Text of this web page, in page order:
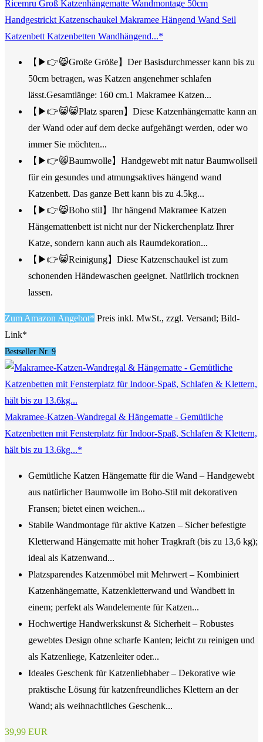
Ricemru Groß Katzenhängematte Wandmontage 50cm
Handgestrickt Katzenschaukel Makramee Hängend Wand Seil
Katzenbett Katzenbetten Wandhängend...*
【▶👉😸Große Größe】Der Basisdurchmesser kann bis zu
50cm betragen, was Katzen angenehmer schlafen
lässt.Gesamtlänge: 160 cm.1 Makramee Katzen...
【▶👉😸😸Platz sparen】Diese Katzenhängematte kann an
der Wand oder auf dem decke aufgehängt werden, oder wo
immer Sie möchten...
【▶👉😸Baumwolle】Handgewebt mit natur Baumwollseil
für ein gesundes und atmungsaktives hängend wand
Katzenbett. Das ganze Bett kann bis zu 4.5kg...
【▶👉😸Boho stil】Ihr hängend Makramee Katzen
Hängemattenbett ist nicht nur der Nickerchenplatz Ihrer
Katze, sondern kann auch als Raumdekoration...
【▶👉😸Reinigung】Diese Katzenschaukel ist zum
schonenden Händewaschen geeignet. Natürlich trocknen
lassen.
Zum Amazon Angebot* Preis inkl. MwSt., zzgl. Versand; Bild-
Link*
Bestseller Nr. 9
Makramee-Katzen-Wandregal & Hängematte - Gemütliche
Katzenbetten mit Fensterplatz für Indoor-Spaß, Schlafen & Klettern,
hält bis zu 13.6kg...*
Gemütliche Katzen Hängematte für die Wand – Handgewebt
aus natürlicher Baumwolle im Boho-Stil mit dekorativen
Fransen; bietet einen weichen...
Stabile Wandmontage für aktive Katzen – Sicher befestigte
Kletterwand Hängematte mit hoher Tragkraft (bis zu 13,6 kg);
ideal als Katzenwand...
Platzsparendes Katzenmöbel mit Mehrwert – Kombiniert
Katzenhängematte, Katzenkletterwand und Wandbett in
einem; perfekt als Wandelemente für Katzen...
Hochwertige Handwerkskunst & Sicherheit – Robustes
gewebtes Design ohne scharfe Kanten; leicht zu reinigen und
als Katzenliege, Katzenleiter oder...
Ideales Geschenk für Katzenliebhaber – Dekorative wie
praktische Lösung für katzenfreundliches Klettern an der
Wand; als weihnachtliches Geschenk...
39,99 EUR